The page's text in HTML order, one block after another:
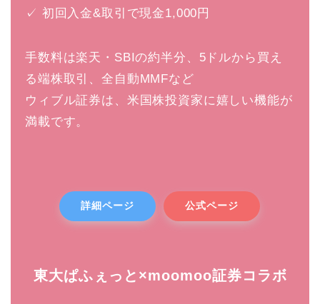
✓ 初回入金&取引で現金1,000円
手数料は楽天・SBIの約半分、5ドルから買え
る端株取引、全自動MMFなど
ウィブル証券は、米国株投資家に嬉しい機能が
満載です。
詳細ページ 公式ページ
東大ぱふぇっと×moomoo証券コラボ